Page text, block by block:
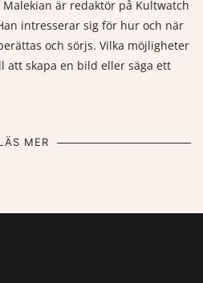
är redaktör på Kultwatch
intresserar sig för hur och när
och sörjs. Vilka möjligheter
att skapa en bild eller säga ett
MER